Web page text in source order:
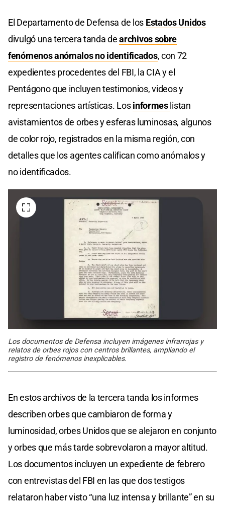
El Departamento de Defensa de los Estados Unidos
divulgó una tercera tanda dearchivos sobre
fenómenos anómalos no identificados, con 72
expedientes procedentes del FBI, la CIA y el
Pentágono que incluyen testimonios, videos y
representaciones artísticas. Losinformeslistan
avistamientos de orbes y esferas luminosas, algunos
de color rojo, registrados en la misma región, con
detalles que los agentes califican como anómalos y
no identificados.
Los documentos de Defensa incluyen imágenes infrarrojas y
relatos de orbes rojos con centros brillantes, ampliando el
registro de fenómenos inexplicables.
En estos archivos de la tercera tanda los informes
describen orbes que cambiaron de forma y
luminosidad, orbes Unidos que se alejaron en conjunto
y orbes que más tarde sobrevolaron a mayor altitud.
Los documentos incluyen un expediente de febrero
con entrevistas del FBI en las que dos testigos
relataron haber visto “una luz intensa y brillante” en su